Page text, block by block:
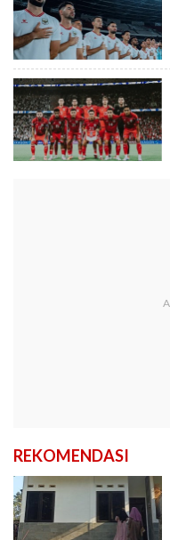
REKOMENDASI